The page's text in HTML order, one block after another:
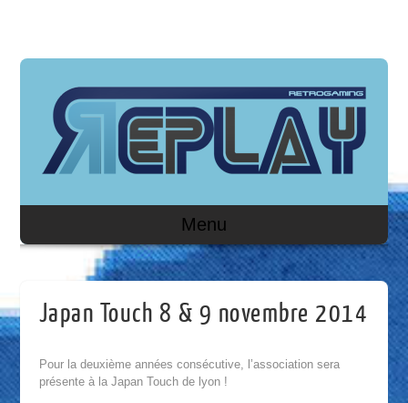
Menu
Japan Touch 8 & 9 novembre 2014
Pour la deuxième années consécutive, l’association sera
présente à la Japan Touch de lyon !